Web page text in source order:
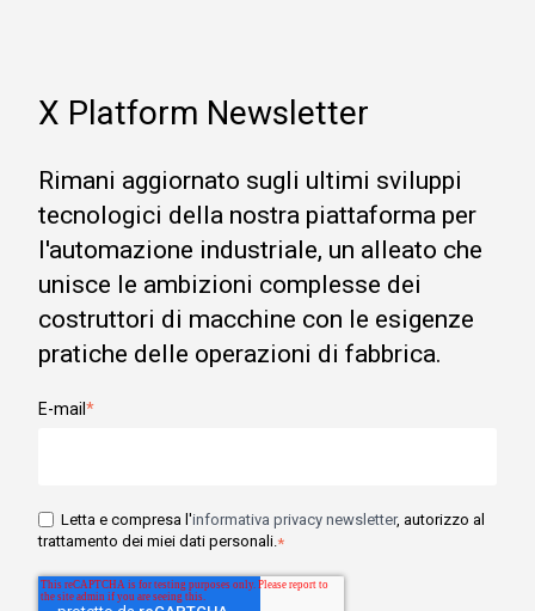
X Platform Newsletter
Rimani aggiornato sugli ultimi sviluppi
tecnologici della nostra piattaforma per
l'automazione industriale, un alleato che
unisce le ambizioni complesse dei
costruttori di macchine con le esigenze
pratiche delle operazioni di fabbrica.
E-mail *
Letta e compresa l'informativa privacy newsletter, autorizzo al
trattamento dei miei dati personali. *